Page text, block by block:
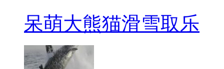
呆萌大熊猫滑雪取乐